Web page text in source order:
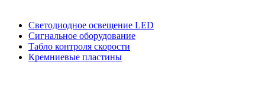
Светодиодное освещение LED
Сигнальное оборудование
Табло контроля скорости
Кремниевые пластины